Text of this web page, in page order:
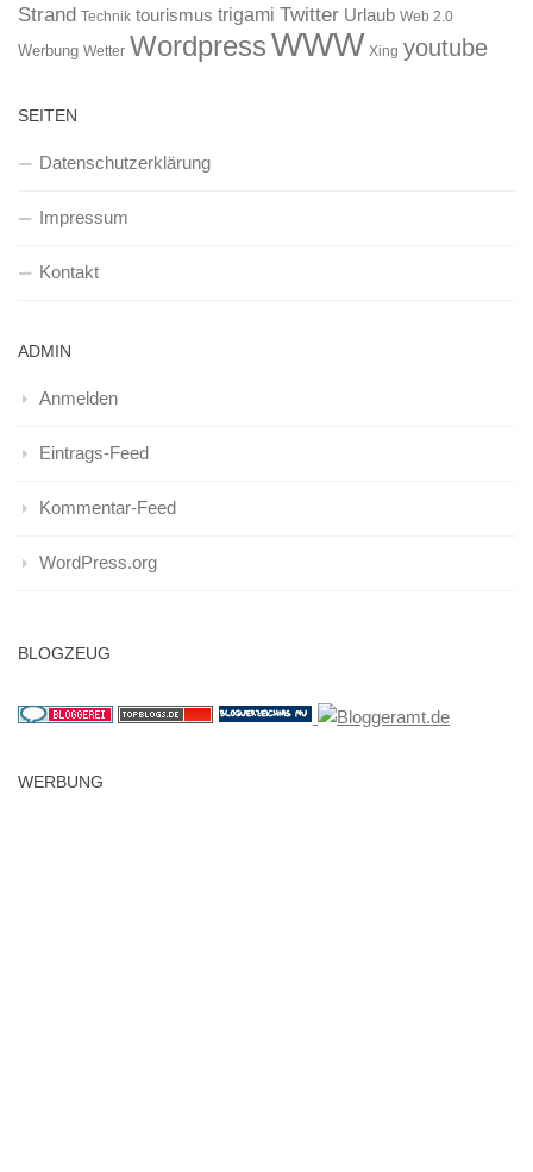
Strand Technik tourismus trigami Twitter Urlaub Web 2.0
Werbung Wetter WordpressWWW Xing youtube
SEITEN
Datenschutzerklärung
Impressum
Kontakt
ADMIN
Anmelden
Eintrags-Feed
Kommentar-Feed
WordPress.org
BLOGZEUG
WERBUNG